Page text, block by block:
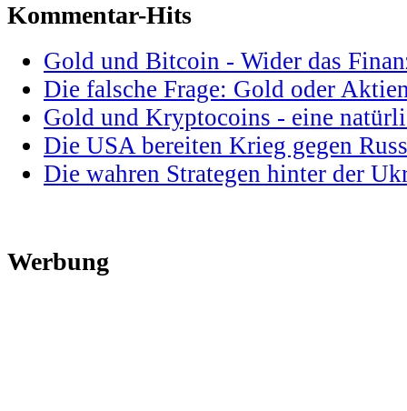
Kommentar-Hits
Gold und Bitcoin - Wider das
Die falsche Frage: Gold oder
Gold und Kryptocoins - eine
Die USA bereiten Krieg gegen
Die wahren Strategen hinter der
Werbung